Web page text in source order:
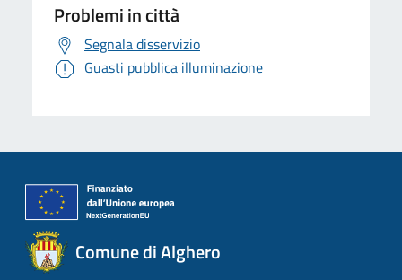
Problemi in città
Segnala disservizio
Guasti pubblica illuminazione
Comune di Alghero